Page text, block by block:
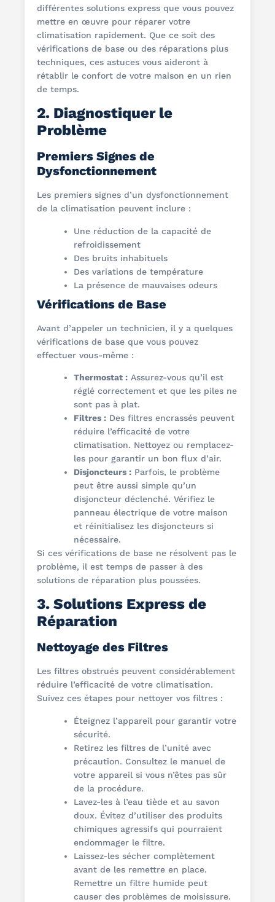
différentes solutions express que vous pouvez
mettre en œuvre pour réparer votre
climatisation rapidement. Que ce soit des
vérifications de base ou des réparations plus
techniques, ces astuces vous aideront à
rétablir le confort de votre maison en un rien
de temps.
2. Diagnostiquer le
Problème
Premiers Signes de
Dysfonctionnement
Les premiers signes d’un dysfonctionnement
de la climatisation peuvent inclure :
Une réduction de la capacité de
refroidissement
Des bruits inhabituels
Des variations de température
La présence de mauvaises odeurs
Vérifications de Base
Avant d’appeler un technicien, il y a quelques
vérifications de base que vous pouvez
effectuer vous-même :
Thermostat : Assurez-vous qu’il est
réglé correctement et que les piles ne
sont pas à plat.
Filtres : Des filtres encrassés peuvent
réduire l’efficacité de votre
climatisation. Nettoyez ou remplacez-
les pour garantir un bon flux d’air.
Disjoncteurs : Parfois, le problème
peut être aussi simple qu’un
disjoncteur déclenché. Vérifiez le
panneau électrique de votre maison
et réinitialisez les disjoncteurs si
nécessaire.
Si ces vérifications de base ne résolvent pas le
problème, il est temps de passer à des
solutions de réparation plus poussées.
3. Solutions Express de
Réparation
Nettoyage des Filtres
Les filtres obstrués peuvent considérablement
réduire l’efficacité de votre climatisation.
Suivez ces étapes pour nettoyer vos filtres :
Éteignez l’appareil pour garantir votre
sécurité.
Retirez les filtres de l’unité avec
précaution. Consultez le manuel de
votre appareil si vous n’êtes pas sûr
de la procédure.
Lavez-les à l’eau tiède et au savon
doux. Évitez d’utiliser des produits
chimiques agressifs qui pourraient
endommager le filtre.
Laissez-les sécher complètement
avant de les remettre en place.
Remettre un filtre humide peut
causer des problèmes de moisissure.